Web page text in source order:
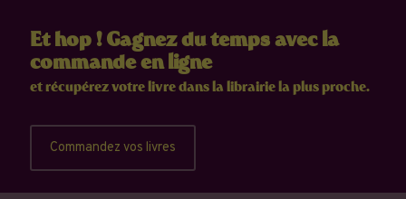
Et hop ! Gagnez du temps avec la
commande en ligne
et récupérez votre livre dans la librairie la plus proche.
Commandez vos livres